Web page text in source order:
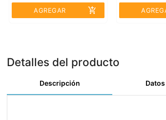
AGREGAR
add_shopping_cart
Detalles del producto
Descripción